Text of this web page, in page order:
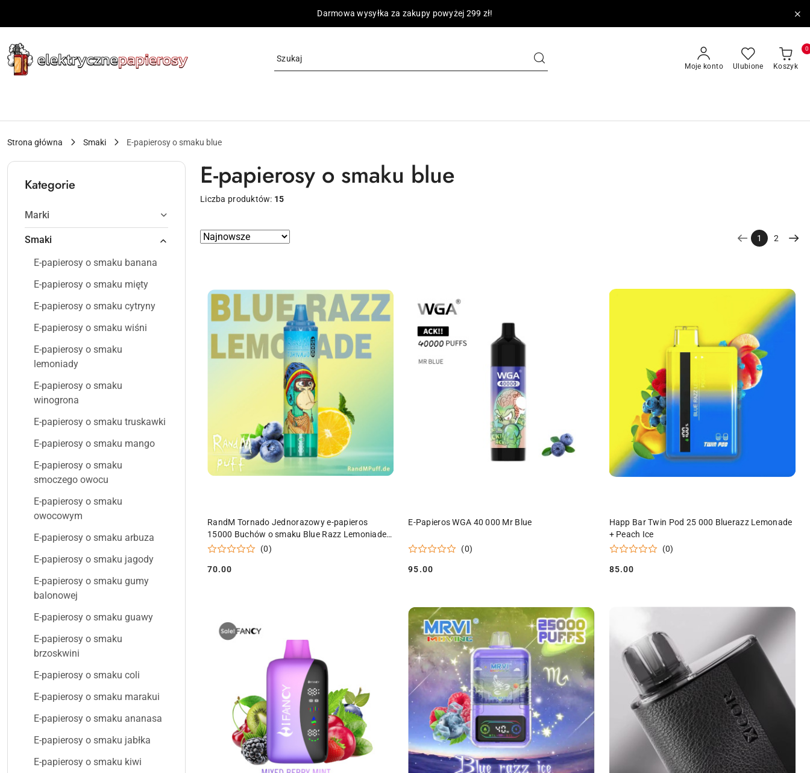
Darmowa wysyłka za zakupy powyżej 299 zł!
Moje konto Ulubione Koszyk
0
Strona główna Smaki E-papierosy o smaku blue
Kategorie
Marki
Smaki
E-papierosy o smaku banana
E-papierosy o smaku mięty
E-papierosy o smaku cytryny
E-papierosy o smaku wiśni
E-papierosy o smaku
lemoniady
E-papierosy o smaku
winogrona
E-papierosy o smaku truskawki
E-papierosy o smaku mango
E-papierosy o smaku
smoczego owocu
E-papierosy o smaku
owocowym
E-papierosy o smaku arbuza
E-papierosy o smaku jagody
E-papierosy o smaku gumy
balonowej
E-papierosy o smaku guawy
E-papierosy o smaku
brzoskwini
E-papierosy o smaku coli
E-papierosy o smaku marakui
E-papierosy o smaku ananasa
E-papierosy o smaku jabłka
E-papierosy o smaku kiwi
E-papierosy o smaku blue
Liczba produktów: 15
Zastosowano
Sortuj
1 2
RandM Tornado Jednorazowy e-papieros
15000 Buchów o smaku Blue Razz Lemoniade
25 ml
(0)
Cena:
70.00
E-Papieros WGA 40 000 Mr Blue
(0)
Cena:
95.00
PRODUKT NIEDOSTĘPNY
Happ Bar Twin Pod 25 000 Bluerazz Lemonade
+ Peach Ice
(0)
Cena:
85.00
PRODUKT NIEDOSTĘPNY